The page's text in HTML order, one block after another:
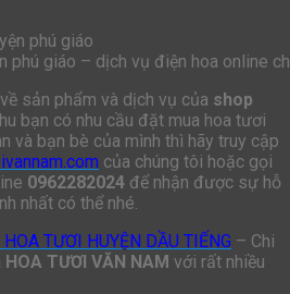
phú giáo – dịch vụ điện hoa online
sản phẩm và dịch vụ của shop
bạn có nhu cầu đặt mua hoa tươi
và bạn bè của mình thì hãy truy cập
của chúng tôi hoặc gọi
0962282024 để nhận được sự hỗ
nhất có thể nhé.
TƯƠI HUYỆN DẦU TIẾNG – Chi
HOA TƯƠI VĂN NAM với rất nhiều